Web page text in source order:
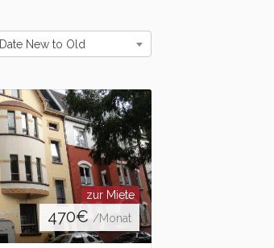
Date New to Old
zur Miete
470€ /Monat